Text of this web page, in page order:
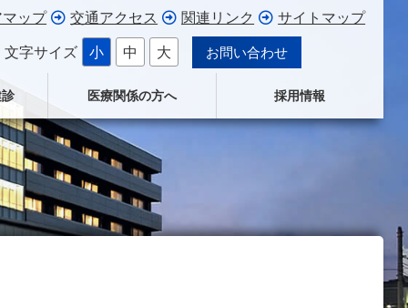
ップ 交通アクセス 関連リンク
サイトマップ
文字サイズ
小 中 大
お問い合わせ
医療関係の方へ 採用情報